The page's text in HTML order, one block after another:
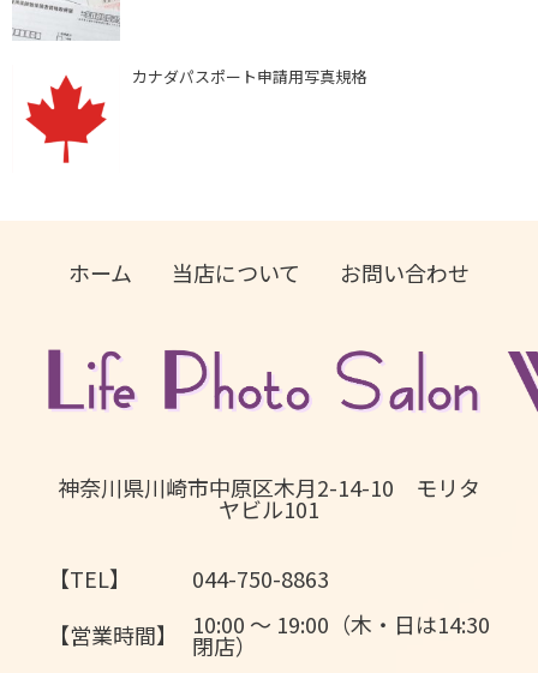
カナダパスポート申請用写真規格
ホーム 当店について お問い合わせ
神奈川県川崎市中原区木月2-14-10 モリタ
ヤビル101
【TEL】
044-750-8863
【営業時間】
10:00 〜 19:00（木・日は14:30
閉店）